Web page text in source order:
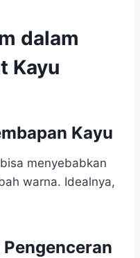
dalam
Kayu
Kayu
menyebabkan
warna. Idealnya,